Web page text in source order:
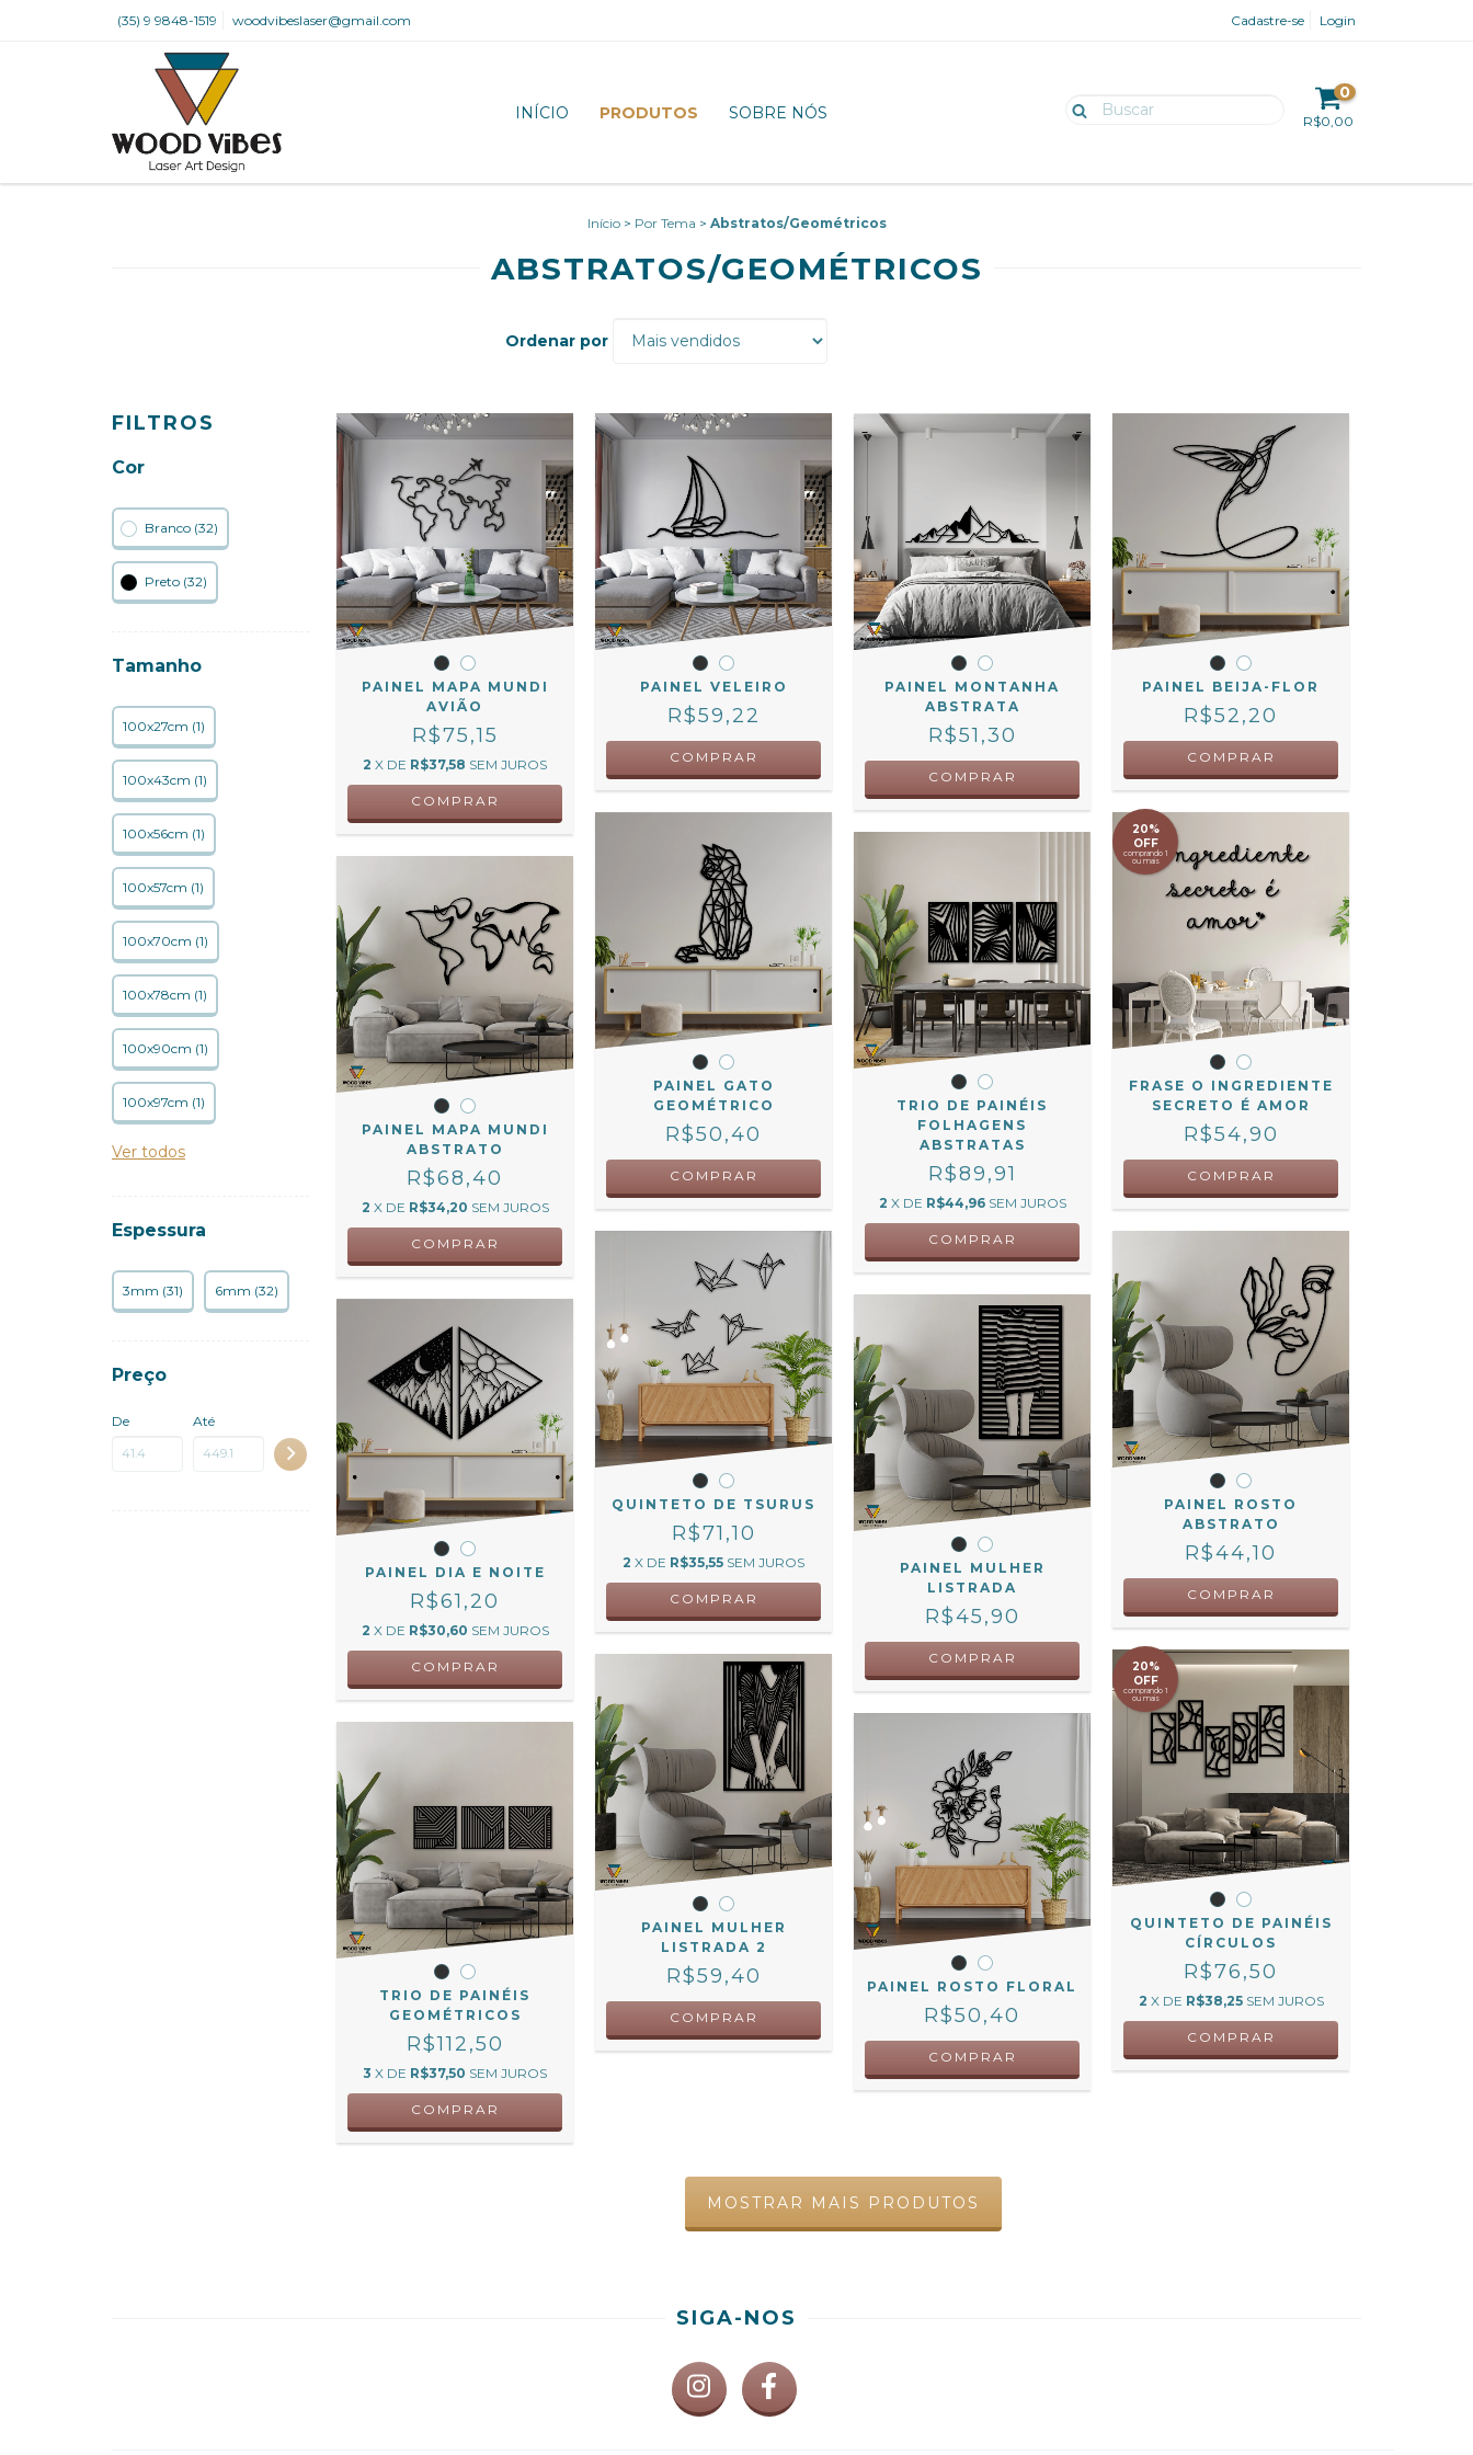
(35) 9 9848-1519 woodvibeslaser@gmail.com Cadastre-se Login
INÍCIO PRODUTOS SOBRE NÓS
0
R$0,00
Início > Por Tema > Abstratos/Geométricos
ABSTRATOS/GEOMÉTRICOS
Ordenar por
FILTROS
Cor
Branco (32)
Preto (32)
Tamanho
100x27cm (1)
100x43cm (1)
100x56cm (1)
100x57cm (1)
100x70cm (1)
100x78cm (1)
100x90cm (1)
100x97cm (1)
Ver todos
Espessura
3mm (31) 6mm (32)
Preço
De Até
PAINEL MAPA MUNDI
AVIÃO
R$75,15
2 X DE R$37,58 SEM JUROS
COMPRAR
PAINEL VELEIRO
R$59,22
COMPRAR
PAINEL MONTANHA
ABSTRATA
R$51,30
COMPRAR
PAINEL BEIJA-FLOR
R$52,20
COMPRAR
PAINEL MAPA MUNDI
ABSTRATO
R$68,40
2 X DE R$34,20 SEM JUROS
COMPRAR
PAINEL GATO
GEOMÉTRICO
R$50,40
COMPRAR
TRIO DE PAINÉIS
FOLHAGENS
ABSTRATAS
R$89,91
2 X DE R$44,96 SEM JUROS
COMPRAR
20%
OFF
comprando 1
ou mais
FRASE O INGREDIENTE
SECRETO É AMOR
R$54,90
COMPRAR
PAINEL DIA E NOITE
R$61,20
2 X DE R$30,60 SEM JUROS
COMPRAR
QUINTETO DE TSURUS
R$71,10
2 X DE R$35,55 SEM JUROS
COMPRAR
PAINEL MULHER
LISTRADA
R$45,90
COMPRAR
PAINEL ROSTO
ABSTRATO
R$44,10
COMPRAR
TRIO DE PAINÉIS
GEOMÉTRICOS
R$112,50
3 X DE R$37,50 SEM JUROS
COMPRAR
PAINEL MULHER
LISTRADA 2
R$59,40
COMPRAR
PAINEL ROSTO FLORAL
R$50,40
COMPRAR
20%
OFF
comprando 1
ou mais
QUINTETO DE PAINÉIS
CÍRCULOS
R$76,50
2 X DE R$38,25 SEM JUROS
COMPRAR
MOSTRAR MAIS PRODUTOS
SIGA-NOS